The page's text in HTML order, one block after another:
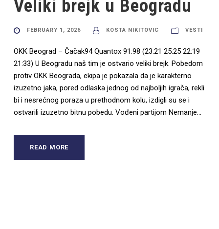
Veliki brejk u Beogradu
FEBRUARY 1, 2026 KOSTA NIKITOVIC VESTI
OKK Beograd – Čačak94 Quantox 91:98 (23:21 25:25 22:19
21:33) U Beogradu naš tim je ostvario veliki brejk. Pobedom
protiv OKK Beograda, ekipa je pokazala da je karakterno
izuzetno jaka, pored odlaska jednog od najboljih igrača, rekli
bi i nesrećnog poraza u prethodnom kolu, izdigli su se i
ostvarili izuzetno bitnu pobedu. Vođeni partijom Nemanje...
READ MORE